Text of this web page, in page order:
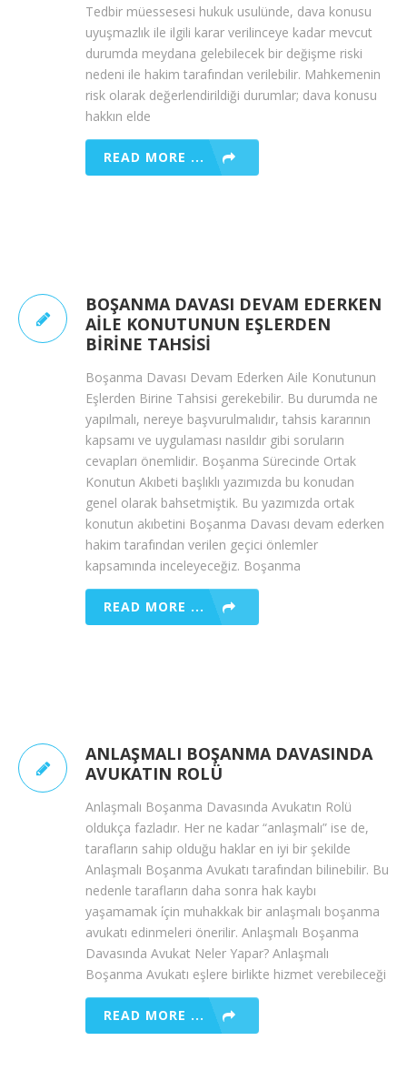
Tedbir müessesesi hukuk usulünde, dava konusu
uyuşmazlık ile ilgili karar verilinceye kadar mevcut
durumda meydana gelebilecek bir değişme riski
nedeni ile hakim tarafından verilebilir. Mahkemenin
risk olarak değerlendirildiği durumlar; dava konusu
hakkın elde
READ MORE ...
BOŞANMA DAVASI DEVAM EDERKEN
AILE KONUTUNUN EŞLERDEN
BIRINE TAHSISI
Boşanma Davası Devam Ederken Aile Konutunun
Eşlerden Birine Tahsisi gerekebilir. Bu durumda ne
yapılmalı, nereye başvurulmalıdır, tahsis kararının
kapsamı ve uygulaması nasıldır gibi soruların
cevapları önemlidir. Boşanma Sürecinde Ortak
Konutun Akıbeti başlıklı yazımızda bu konudan
genel olarak bahsetmiştik. Bu yazımızda ortak
konutun akıbetini Boşanma Davası devam ederken
hakim tarafından verilen geçici önlemler
kapsamında inceleyeceğiz. Boşanma
READ MORE ...
ANLAŞMALI BOŞANMA DAVASINDA
AVUKATIN ROLÜ
Anlaşmalı Boşanma Davasında Avukatın Rolü
oldukça fazladır. Her ne kadar “anlaşmalı” ise de,
tarafların sahip olduğu haklar en iyi bir şekilde
Anlaşmalı Boşanma Avukatı tarafından bilinebilir. Bu
nedenle tarafların daha sonra hak kaybı
yaşamamak i̇çin muhakkak bir anlaşmalı boşanma
avukatı edinmeleri önerilir. Anlaşmalı Boşanma
Davasında Avukat Neler Yapar? Anlaşmalı
Boşanma Avukatı eşlere birlikte hizmet verebileceği
READ MORE ...